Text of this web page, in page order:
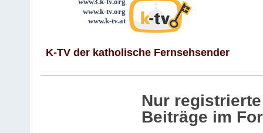
www.k-tv.org
www.k-tv.at
K-TV der katholische Fernsehsender
Nur
Beiträge im